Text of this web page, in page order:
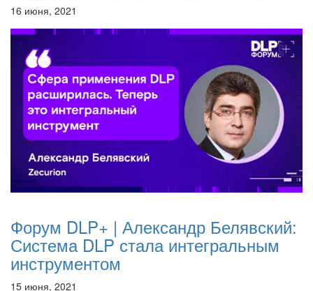
16 июня, 2021
Форум DLP+ | Александр Белявский:
Система DLP стала интегральным
инструментом
15 июня, 2021